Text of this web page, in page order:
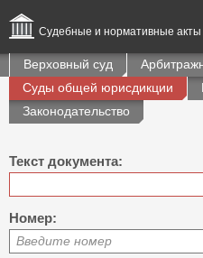
Судебные и нормативные
Верховный суд
Суды общей юрисдикции
Законодательство
Текст документа:
Номер:
Введите номер